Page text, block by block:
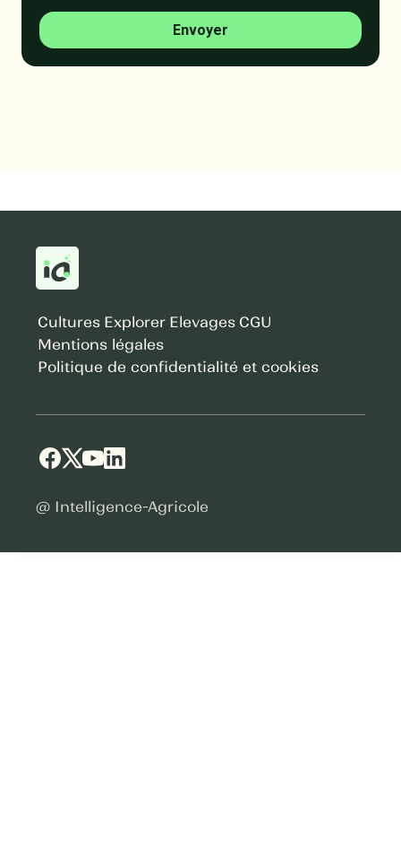
Envoyer
Cultures Explorer Elevages CGU
Mentions légales
Politique de confidentialité et cookies
@ Intelligence-Agricole